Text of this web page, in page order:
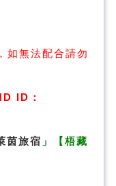
如無法配合請勿
ID：
茵旅宿 」
【梧藏